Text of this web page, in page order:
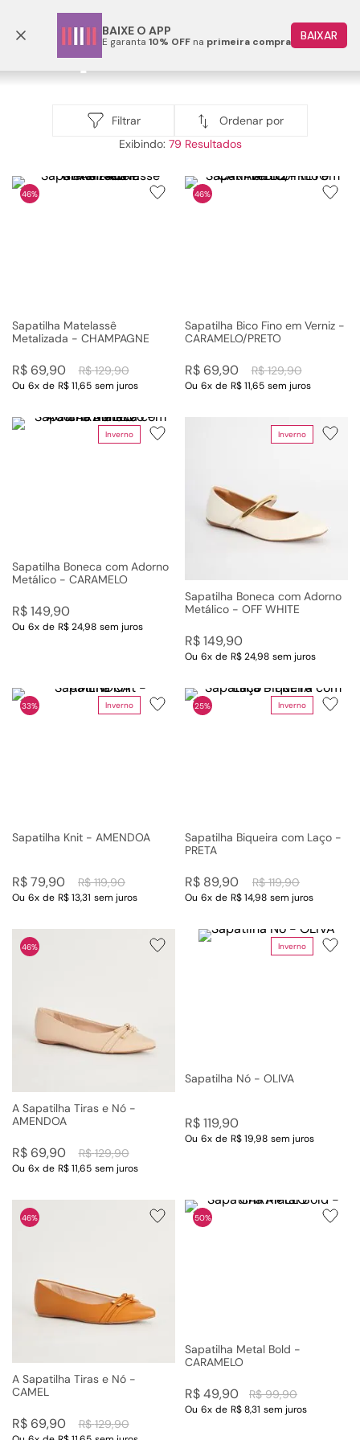
BAIXE O APP
E garanta 10% OFF na primeira compra BAIXAR
Frete grátis p/ todo o Brasil a partir de R$ 499,90
Sapatilha Filtrar
Ordenar por
79
46%
Sapatilha Matelassê
Metalizada - CHAMPAGNE
R$ 129,90
R$ 69,90
Ou 6x de R$ 11,65 sem juros
46%
Sapatilha Bico Fino em Verniz -
CARAMELO/PRETO
R$ 129,90
R$ 69,90
Ou 6x de R$ 11,65 sem juros
Inverno
Sapatilha Boneca com Adorno
Metálico - CARAMELO
R$149,90
Ou 6x de R$ 24,98 sem juros
Inverno
Sapatilha Boneca com Adorno
Metálico - OFF WHITE
R$149,90
Ou 6x de R$ 24,98 sem juros
Inverno
33%
Sapatilha Knit - AMENDOA
R$ 119,90
R$79,90
Ou 6x de R$ 13,31 sem juros
Inverno
25%
Sapatilha Biqueira com Laço -
PRETA
R$ 119,90
R$ 89,90
Ou 6x de R$ 14,98 sem juros
46%
A Sapatilha Tiras e Nó -
AMENDOA
R$ 129,90
R$ 69,90
Ou 6x de R$ 11,65 sem juros
Inverno
Sapatilha Nó - OLIVA
R$119,90
Ou 6x de R$ 19,98 sem juros
46%
A Sapatilha Tiras e Nó -
CAMEL
R$ 129,90
R$ 69,90
50%
Sapatilha Metal Bold -
CARAMELO
R$ 99,90
R$49,90
Ou 6x de R$ 8,31 sem juros
4º
bota
5º
10º scarpin